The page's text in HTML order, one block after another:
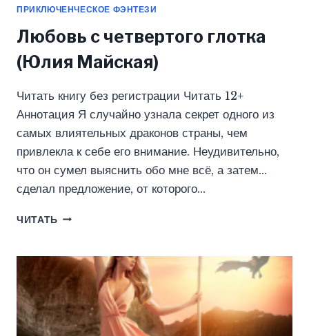
ПРИКЛЮЧЕНЧЕСКОЕ ФЭНТЕЗИ
Любовь с четвертого глотка
(Юлия Майская)
Читать книгу без регистрации Читать 12+
Аннотация Я случайно узнала секрет одного из
самых влиятельных драконов страны, чем
привлекла к себе его внимание. Неудивительно,
что он сумел выяснить обо мне всё, а затем…
сделал предложение, от которого…
ЧИТАТЬ ЛЮБОВЬ
ГЛОТКА
(ЮЛИЯ
МАЙСКАЯ)